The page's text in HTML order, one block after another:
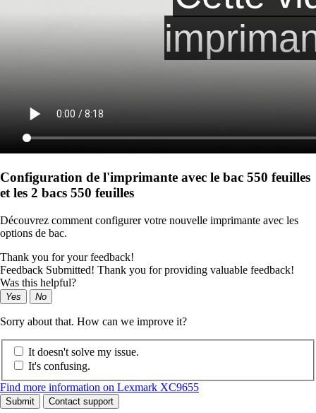
Configuration de l'imprimante avec le bac 550 feuilles
et les 2 bacs 550 feuilles
Découvrez comment configurer votre nouvelle imprimante avec les
options de bac.
Thank you for your feedback!
Feedback Submitted! Thank you for providing valuable feedback!
Was this helpful?
Yes No
Sorry about that. How can we improve it?
It doesn't solve my issue.
It's confusing.
Find more information on Lexmark XC9655
Submit Contact support